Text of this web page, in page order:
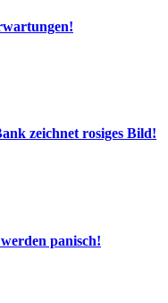
zeichnet rosiges Bild!
panisch!